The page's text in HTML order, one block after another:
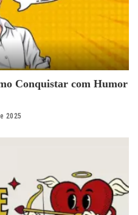
Conquistar com Humor
2025